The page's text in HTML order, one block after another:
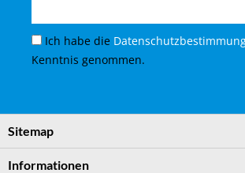
Ich habe die
Kenntnis genommen.
Sitemap
Informationen